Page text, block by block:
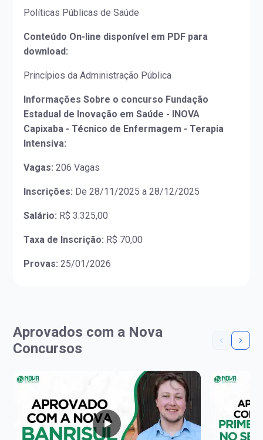
Políticas Públicas de Saúde
Conteúdo On-line disponível em PDF para
download:
Princípios da Administração Pública
Informações Sobre o concurso Fundação
Estadual de Inovação em Saúde - INOVA
Capixaba - Técnico de Enfermagem - Terapia
Intensiva:
Vagas: 206 Vagas
Inscrições: De 28/11/2025 a 28/12/2025
Salário: R$ 3.325,00
Taxa de Inscrição: R$ 70,00
Provas: 25/01/2026
Aprovados com a Nova
Concursos